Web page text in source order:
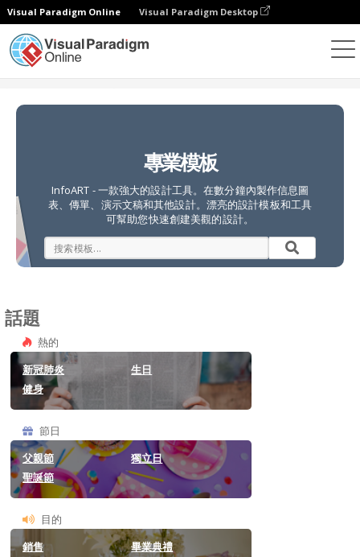
Visual Paradigm Online Visual Paradigm Desktop
專業模板
InfoART - 一款強大的設計工具。在數分鐘內製作信息圖
表、傳單、演示文稿和其他設計。漂亮的設計模板和工具
可幫助您快速創建美觀的設計。
話題
熱的
新冠肺炎
生日
健身
節日
父親節
獨立日
聖誕節
目的
銷售
畢業典禮